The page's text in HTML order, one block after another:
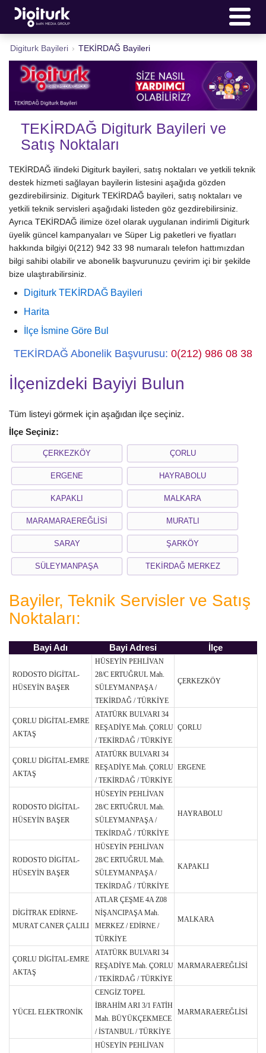
Digiturk Bayileri › TEKİRDAĞ Bayileri
TEKİRDAĞ Digiturk Bayileri ve
Satış Noktaları
TEKİRDAĞ ilindeki Digiturk bayileri, satış noktaları ve yetkili teknik
destek hizmeti sağlayan bayilerin listesini aşağıda gözden
gezdirebilirsiniz. Digiturk TEKİRDAĞ bayileri, satış noktaları ve
yetkili teknik servisleri aşağıdaki listeden göz gezdirebilirsiniz.
Ayrıca TEKİRDAĞ ilimize özel olarak uygulanan indirimli Digiturk
üyelik güncel kampanyaları ve Süper Lig paketleri ve fiyatları
hakkında bilgiyi 0(212) 942 33 98 numaralı telefon hattımızdan
bilgi sahibi olabilir ve abonelik başvurunuzu çevirim içi bir şekilde
bize ulaştırabilirsiniz.
Digiturk TEKİRDAĞ Bayileri
Harita
İlçe İsmine Göre Bul
TEKİRDAĞ Abonelik Başvurusu: 0(212) 986 08 38
İlçenizdeki Bayiyi Bulun
Tüm listeyi görmek için aşağıdan ilçe seçiniz.
İlçe Seçiniz:
ÇERKEZKÖY ÇORLU
ERGENE HAYRABOLU
KAPAKLI MALKARA
MARAMARAEREĞLİSİ MURATLI
SARAY ŞARKÖY
SÜLEYMANPAŞA TEKİRDAĞ MERKEZ
Bayiler, Teknik Servisler ve Satış
Noktaları:
Bayi Adı Bayi Adresi İlçe
RODOSTO DİGİTAL-
HÜSEYİN BAŞER
HÜSEYİN PEHLİVAN
28/C ERTUĞRUL Mah.
SÜLEYMANPAŞA /
TEKİRDAĞ / TÜRKİYE
ÇERKEZKÖY
ÇORLU DİGİTAL-EMRE
AKTAŞ
ATATÜRK BULVARI 34
REŞADİYE Mah. ÇORLU
/ TEKİRDAĞ / TÜRKİYE
ÇORLU
ÇORLU DİGİTAL-EMRE
AKTAŞ
ATATÜRK BULVARI 34
REŞADİYE Mah. ÇORLU
/ TEKİRDAĞ / TÜRKİYE
ERGENE
RODOSTO DİGİTAL-
HÜSEYİN BAŞER
HÜSEYİN PEHLİVAN
28/C ERTUĞRUL Mah.
SÜLEYMANPAŞA /
TEKİRDAĞ / TÜRKİYE
HAYRABOLU
RODOSTO DİGİTAL-
HÜSEYİN BAŞER
HÜSEYİN PEHLİVAN
28/C ERTUĞRUL Mah.
SÜLEYMANPAŞA /
TEKİRDAĞ / TÜRKİYE
KAPAKLI
DİGİTRAK EDİRNE-
MURAT CANER ÇALILI
ATLAR ÇEŞME 4A Z08
NİŞANCIPAŞA Mah.
MERKEZ / EDİRNE /
TÜRKİYE
MALKARA
ÇORLU DİGİTAL-EMRE
AKTAŞ
ATATÜRK BULVARI 34
REŞADİYE Mah. ÇORLU
/ TEKİRDAĞ / TÜRKİYE
MARMARAEREĞLİSİ
YÜCEL ELEKTRONİK
CENGİZ TOPEL
İBRAHİM ARI 3/1 FATİH
Mah. BÜYÜKÇEKMECE
/ İSTANBUL / TÜRKİYE
MARMARAEREĞLİSİ
HÜSEYİN PEHLİVAN